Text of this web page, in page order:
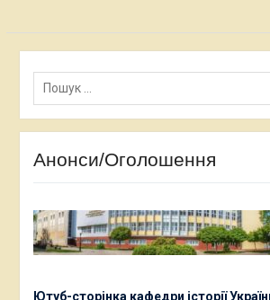
Пошук:
Анонси/Оголошення
Ютуб-сторінка кафедри історії